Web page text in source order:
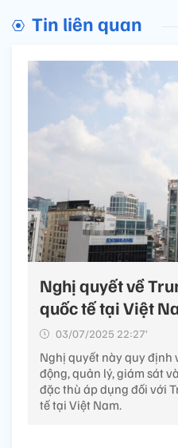
Tin liên quan
Nghị quyết về
quốc tế tại Việt
03/07/2025 22:27’
Nghị quyết này quy định
động, quản lý, giám sát
đặc thù áp dụng đối với
tế tại Việt Nam.